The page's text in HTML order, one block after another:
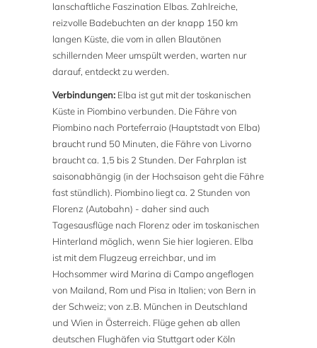
lanschaftliche Faszination Elbas. Zahlreiche,
reizvolle Badebuchten an der knapp 150 km
langen Küste, die vom in allen Blautönen
schillernden Meer umspült werden, warten nur
darauf, entdeckt zu werden.
Verbindungen: Elba ist gut mit der toskanischen
Küste in Piombino verbunden. Die Fähre von
Piombino nach Porteferraio (Hauptstadt von Elba)
braucht rund 50 Minuten, die Fähre von Livorno
braucht ca. 1,5 bis 2 Stunden. Der Fahrplan ist
saisonabhängig (in der Hochsaison geht die Fähre
fast stündlich). Piombino liegt ca. 2 Stunden von
Florenz (Autobahn) - daher sind auch
Tagesausflüge nach Florenz oder im toskanischen
Hinterland möglich, wenn Sie hier logieren. Elba
ist mit dem Flugzeug erreichbar, und im
Hochsommer wird Marina di Campo angeflogen
von Mailand, Rom und Pisa in Italien; von Bern in
der Schweiz; von z.B. München in Deutschland
und Wien in Österreich. Flüge gehen ab allen
deutschen Flughäfen via Stuttgart oder Köln